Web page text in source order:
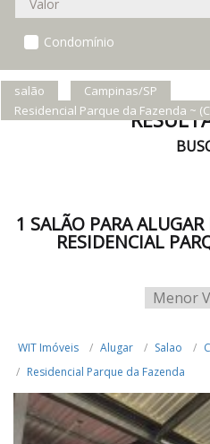
Condomínio
salão
Campinas/SP
Residencial Parque da Fazenda ~
1 SALÃO PARA
RESIDENCIAL
WIT Imóveis Alugar Salao
Residencial Parque da Fazenda